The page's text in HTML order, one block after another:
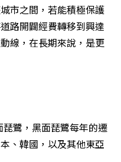
市之間，若能積極保護
路開闢經費轉移到興達
線，在長期來說，是更
琵鷺，黑面琵鷺每年的遷
、韓國，以及其他東亞